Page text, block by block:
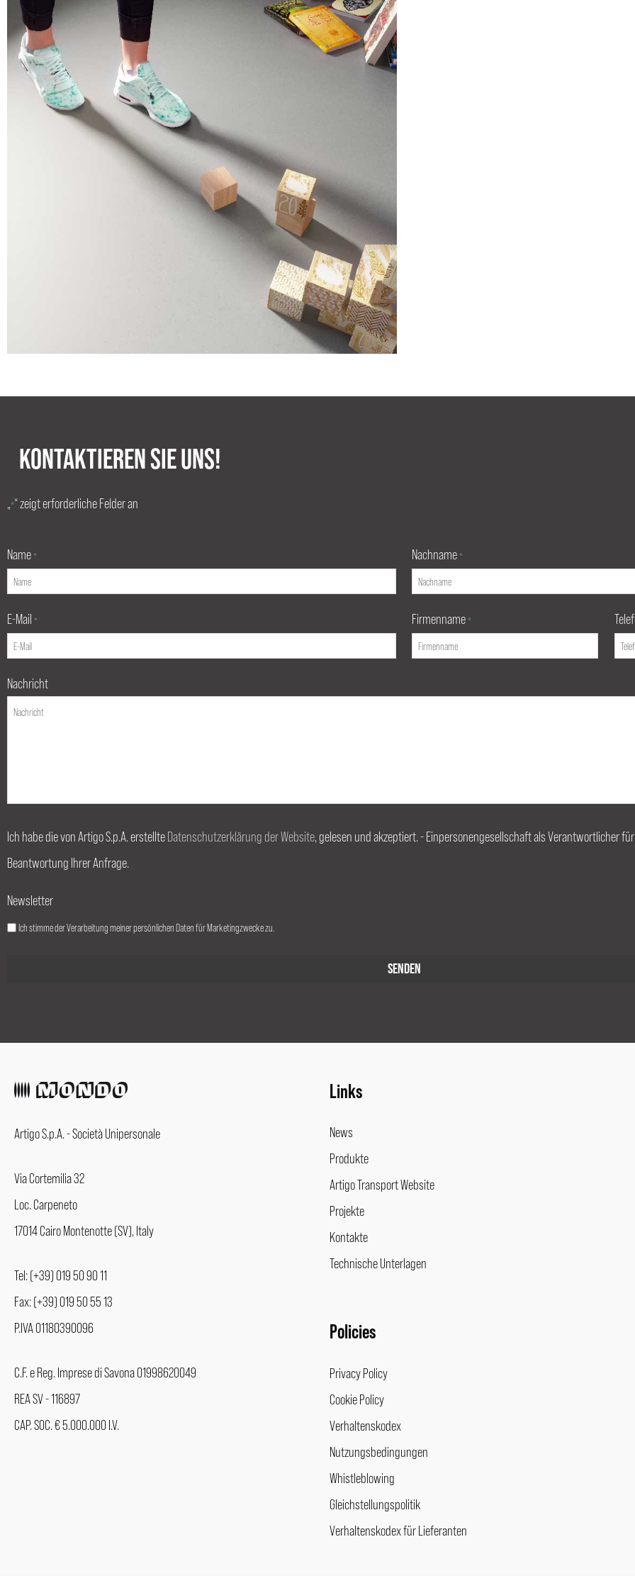
KONTAKTIEREN SIE UNS!
*“ zeigt erforderliche Felder an
Name * Nachname *
E-Mail * Firmenname *
Nachricht
Ich habe die von Artigo S.p.A. erstellteDatenschutzerklärung der Website , gelesen und akzeptiert. - Einpersonengesellschaft als Verantwortlicher
Beantwortung Ihrer Anfrage.
Newsletter
Ich stimme der Verarbeitung meiner persönlichen Daten für Marketingzwecke zu.
Artigo S.p.A. - Società Unipersonale
Via Cortemilia 32
Loc. Carpeneto
17014 Cairo Montenotte (SV), Italy
Tel: (+39) 019 50 90 11
Fax: (+39) 019 50 55 13
P.IVA 01180390096
C.F. e Reg. Imprese di Savona 01998620049
REA SV - 116897
CAP. SOC. € 5.000.000 I.V.
Links
News
Produkte
Artigo Transport Website
Projekte
Kontakte
Technische Unterlagen
Policies
Privacy Policy
Cookie Policy
Verhaltenskodex
Nutzungsbedingungen
Whistleblowing
Gleichstellungspolitik
Verhaltenskodex für Lieferanten